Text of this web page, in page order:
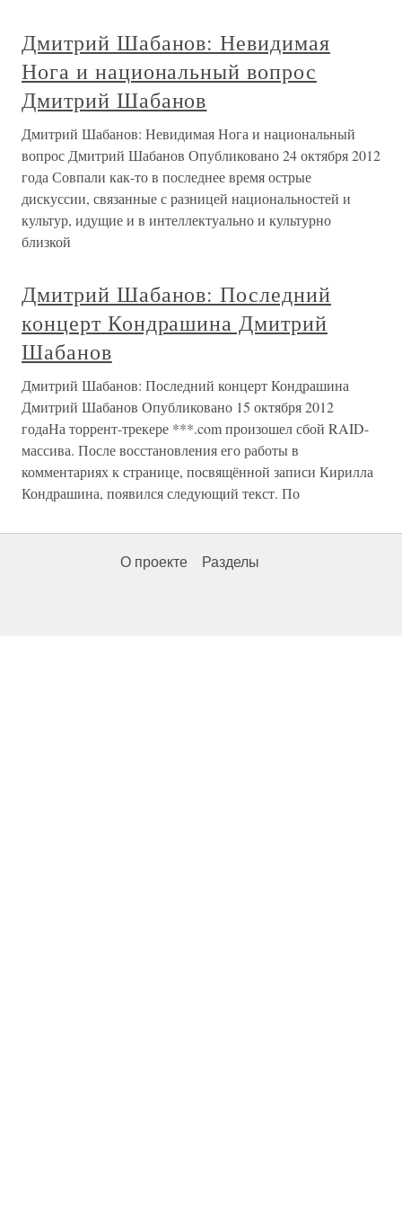
Дмитрий Шабанов: Невидимая
Нога и национальный вопрос
Дмитрий Шабанов
Дмитрий Шабанов: Невидимая Нога и национальный
вопрос Дмитрий Шабанов Опубликовано 24 октября 2012
года Совпали как-то в последнее время острые
дискуссии, связанные с разницей национальностей и
культур, идущие и в интеллектуально и культурно
близкой
Дмитрий Шабанов: Последний
концерт Кондрашина Дмитрий
Шабанов
Дмитрий Шабанов: Последний концерт Кондрашина
Дмитрий Шабанов Опубликовано 15 октября 2012
годаНа торрент-трекере ***.com произошел сбой RAID-
массива. После восстановления его работы в
комментариях к странице, посвящённой записи Кирилла
Кондрашина, появился следующий текст. По
О проекте Разделы